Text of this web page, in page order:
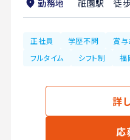
勤務地 祇園駅 徒
正社員 学歴不問 賞与
フルタイム
シフト制 福
詳
応